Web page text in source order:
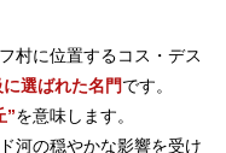
村に位置するコス・デス
選ばれた名門です。
”を意味します。
河の穏やかな影響を受け